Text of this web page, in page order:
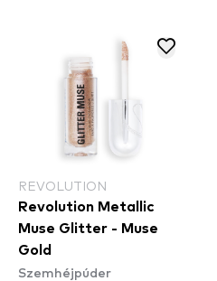
REVOLUTION
Revolution Metallic
Muse Glitter - Muse
Gold
Szemhéjpúder